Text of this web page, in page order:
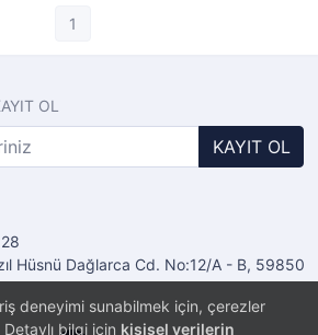
deneyimi sunabilmek için, çerezler
bilgi için kişisel verilerin
1
OL
KAYIT OL
Hüsnü Dağlarca Cd. No:12/A - B, 59850